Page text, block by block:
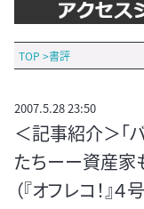
TOP >書評
2007.5.28 23:50
＜記事紹介＞「
たちーー資産家
（『オフレコ！』４